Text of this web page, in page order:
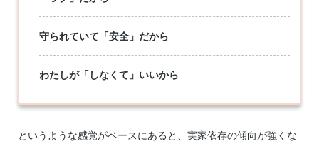
守られていて「安全」だから
わたしが「しなくて」いいから
というような感覚がベースにあると、実家依存の傾向が強くな